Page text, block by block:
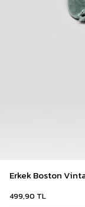
Erkek Boston
499,90 TL